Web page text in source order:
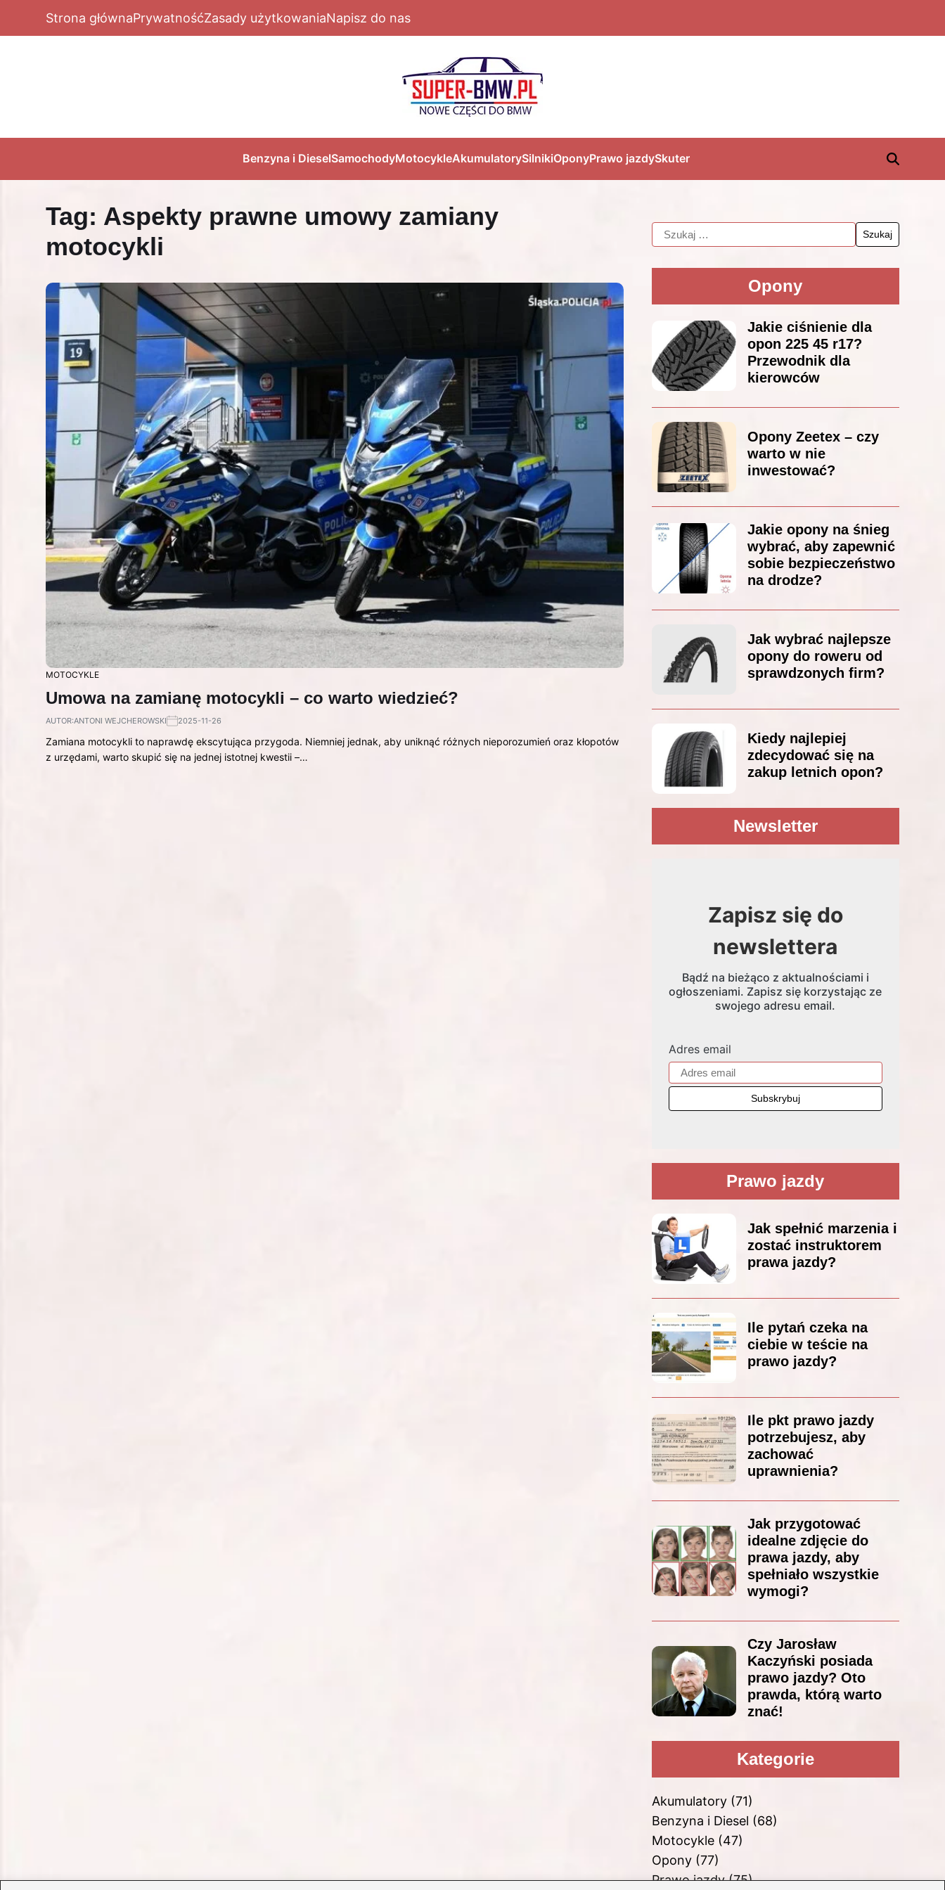
Strona głównaPrywatnośćZasady użytkowaniaNapisz do nas
Benzyna i DieselSamochodyMotocykleAkumulatorySilnikiOponyPrawo jazdySkuter
Tag: Aspekty prawne umowy zamiany
motocykli
MOTOCYKLE
Umowa na zamianę motocykli – co warto wiedzieć?
AUTOR:ANTONI WEJCHEROWSKI 2025-11-26
Zamiana motocykli to naprawdę ekscytująca przygoda. Niemniej jednak, aby uniknąć różnych nieporozumień oraz kłopotów
z urzędami, warto skupić się na jednej istotnej kwestii –…
Opony
Jakie ciśnienie dla
opon 225 45 r17?
Przewodnik dla
kierowców
Opony Zeetex – czy
warto w nie
inwestować?
Jakie opony na śnieg
wybrać, aby zapewnić
sobie bezpieczeństwo
na drodze?
Jak wybrać najlepsze
opony do roweru od
sprawdzonych firm?
Kiedy najlepiej
zdecydować się na
zakup letnich opon?
Newsletter
Zapisz się do
newslettera
Bądź na bieżąco z aktualnościami i
ogłoszeniami. Zapisz się korzystając ze
swojego adresu email.
Adres email
Prawo jazdy
Jak spełnić marzenia i
zostać instruktorem
prawa jazdy?
Ile pytań czeka na
ciebie w teście na
prawo jazdy?
Ile pkt prawo jazdy
potrzebujesz, aby
zachować
uprawnienia?
Jak przygotować
idealne zdjęcie do
prawa jazdy, aby
spełniało wszystkie
wymogi?
Czy Jarosław
Kaczyński posiada
prawo jazdy? Oto
prawda, którą warto
znać!
Kategorie
Akumulatory(71)
Benzyna i Diesel (68)
Motocykle(47)
Opony(77)
Prawo jazdy(75)